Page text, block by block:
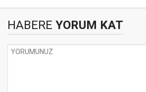
HABERE YORUM KAT